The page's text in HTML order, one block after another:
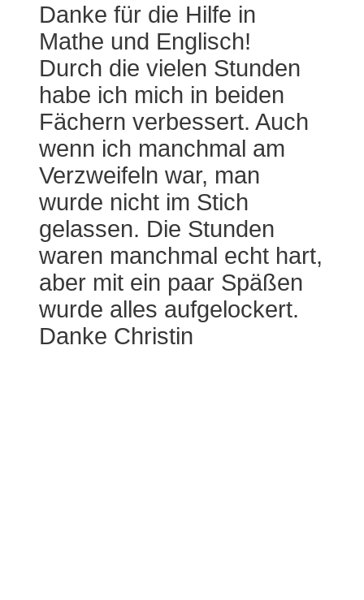
Danke für die Hilfe in
Mathe und Englisch!
Durch die vielen Stunden
habe ich mich in beiden
Fächern verbessert. Auch
wenn ich manchmal am
Verzweifeln war, man
wurde nicht im Stich
gelassen. Die Stunden
waren manchmal echt hart,
aber mit ein paar Späßen
wurde alles aufgelockert.
Danke Christin